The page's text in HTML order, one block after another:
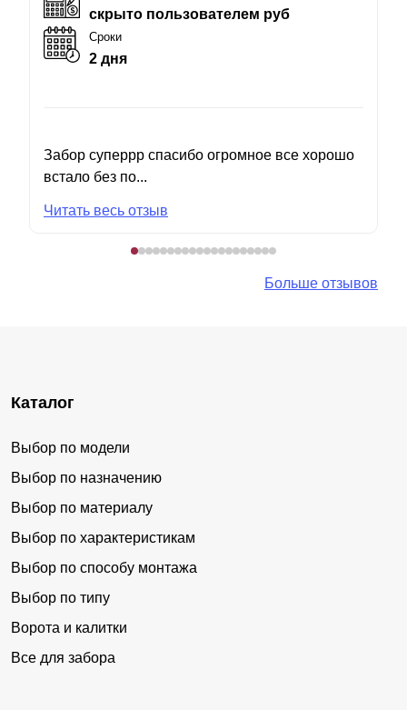
скрыто пользователем руб
Сроки
2 дня
Забор суперрр спасибо огромное все хорошо
встало без по...
Читать весь отзыв
Больше отзывов
Каталог
Выбор по модели
Выбор по назначению
Выбор по материалу
Выбор по характеристикам
Выбор по способу монтажа
Выбор по типу
Ворота и калитки
Все для забора